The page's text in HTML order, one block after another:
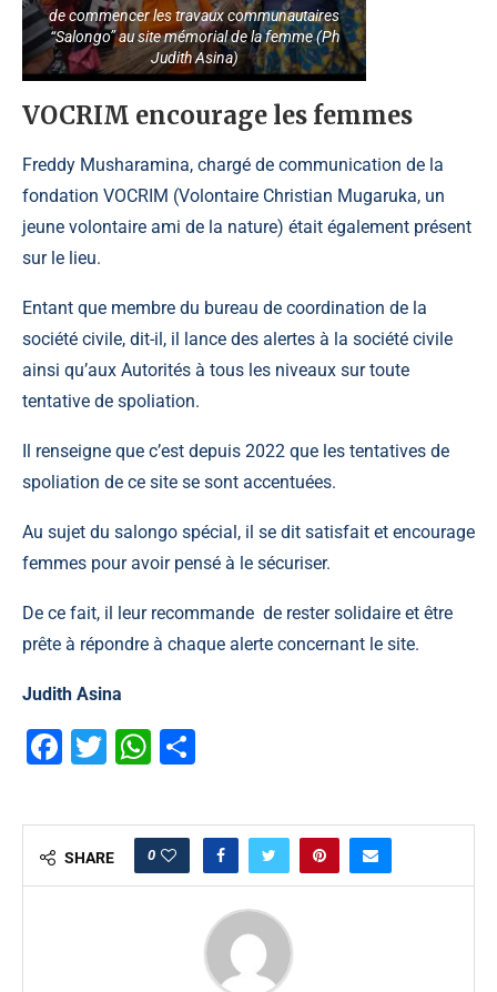
de commencer les travaux communautaires
“Salongo” au site mémorial de la femme (Ph
Judith Asina)
VOCRIM encourage les femmes
Freddy Musharamina, chargé de communication de la
fondation VOCRIM (Volontaire Christian Mugaruka, un
jeune volontaire ami de la nature) était également présent
sur le lieu.
Entant que membre du bureau de coordination de la
société civile, dit-il, il lance des alertes à la société civile
ainsi qu’aux Autorités à tous les niveaux sur toute
tentative de spoliation.
Il renseigne que c’est depuis 2022 que les tentatives de
spoliation de ce site se sont accentuées.
Au sujet du salongo spécial, il se dit satisfait et encourage
femmes pour avoir pensé à le sécuriser.
De ce fait, il leur recommande de rester solidaire et être
prête à répondre à chaque alerte concernant le site.
Judith Asina
Facebook
TwitterWhatsApp
SHARE 0